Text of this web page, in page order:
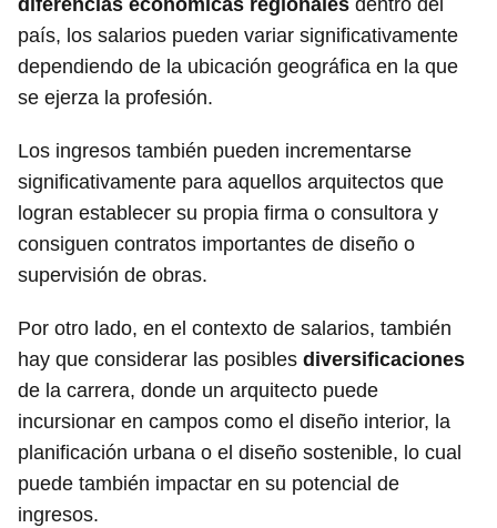
diferencias económicas regionales dentro del
país, los salarios pueden variar significativamente
dependiendo de la ubicación geográfica en la que
se ejerza la profesión.
Los ingresos también pueden incrementarse
significativamente para aquellos arquitectos que
logran establecer su propia firma o consultora y
consiguen contratos importantes de diseño o
supervisión de obras.
Por otro lado, en el contexto de salarios, también
hay que considerar las posibles diversificaciones
de la carrera, donde un arquitecto puede
incursionar en campos como el diseño interior, la
planificación urbana o el diseño sostenible, lo cual
puede también impactar en su potencial de
ingresos.